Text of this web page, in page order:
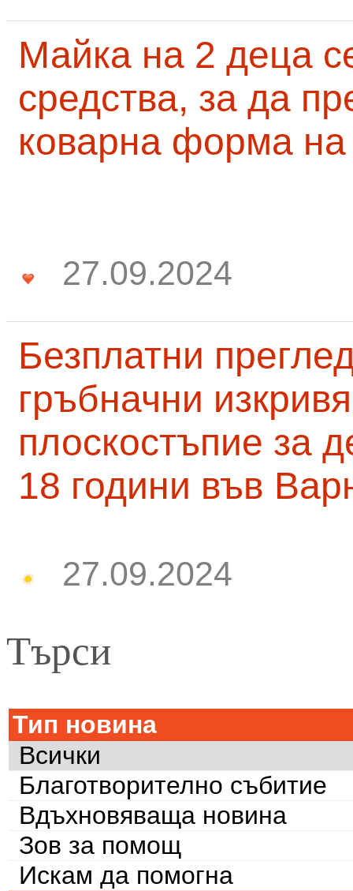
Майка на 2 деца
средства, за да
коварна форма на
27.09.2024
Безплатни
гръбначни
плоскостъпие за
18 години във
27.09.2024
Търси
Тип новина
Всички
Благотворително събитие
Вдъхновяваща новина
Зов за помощ
Искам да помогна